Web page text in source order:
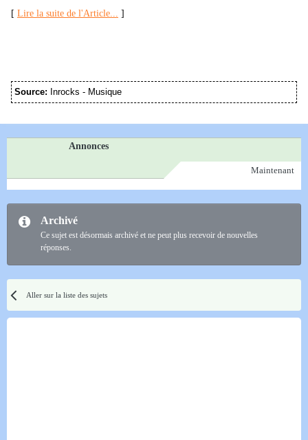
[ Lire la suite de l'Article... ]
Source: Inrocks - Musique
Annonces
Maintenant
Archivé
Ce sujet est désormais archivé et ne peut plus recevoir de nouvelles
réponses.
Aller sur la liste des sujets